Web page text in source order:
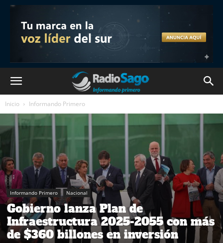
Inicio Informando Primero
Informando Primero Nacional
Gobierno lanza Plan de
Infraestructura 2025-2055 con más
de $360 billones en inversión